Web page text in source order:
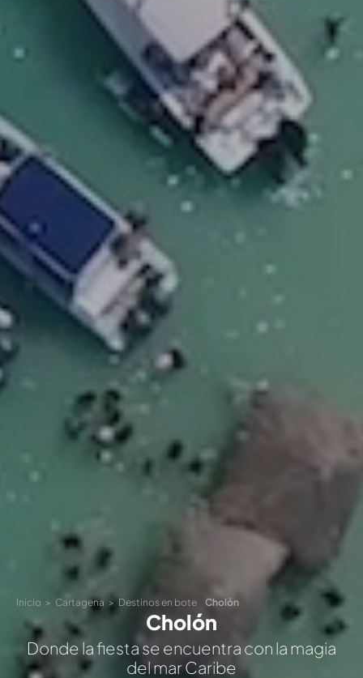
Inicio Cartagena Destinos en bote Cholón
Cholón
Donde la fiesta se encuentra con la magia
del mar Caribe